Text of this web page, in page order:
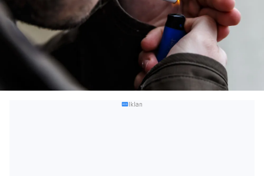
Iklan